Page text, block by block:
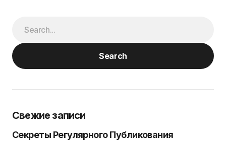
Search
Свежие записи
Секреты Регулярного Публикования